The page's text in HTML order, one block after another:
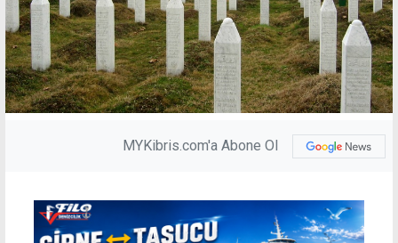
MYKibris.com'a Abone Ol